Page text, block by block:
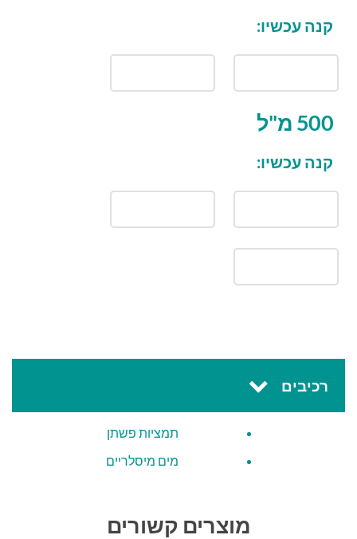
קנה עכשיו:
500 מ''ל
קנה עכשיו:
רכיבים
תמציות פשתן
מים מיסלריים
מוצרים קשורים